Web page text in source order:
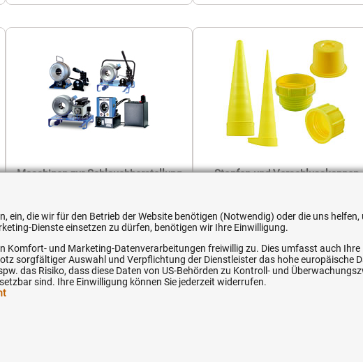
Maschinen zur Schlauchherstellung Stopfen und Verschlusskappen
Hilfe & Service Ihre Hytec-Hydraulik Vorteile
ein, die wir für den Betrieb der Website benötigen (Notwendig) oder die uns
Dienste einsetzen zu dürfen, benötigen wir Ihre Einwilligung.
Komfort- und Marketing-Datenverarbeitungen freiwillig zu. Dies umfasst auch
sorgfältiger Auswahl und Verpflichtung der Dienstleister das hohe
das Risiko, dass diese Daten von US-Behörden zu Kontroll- und
sind. Ihre Einwilligung können Sie jederzeit widerrufen.